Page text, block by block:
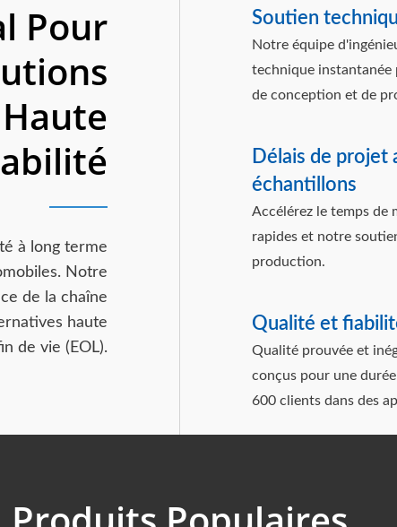
Pour
à long terme
Notre
de la chaîne
haute
de vie (EOL).
Soutien
Notre équipe
technique instantanée
de conception et de
Délais de projet
échantillons
Accélérez le temps de
rapides et notre
production.
Qualité et
Qualité prouvée et
conçus pour une
600 clients dans des